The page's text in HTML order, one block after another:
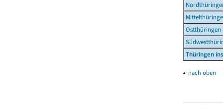
Ostthüringen
Thüringen
▴ nach oben